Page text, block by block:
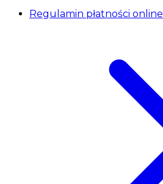
Regulamin płatności online